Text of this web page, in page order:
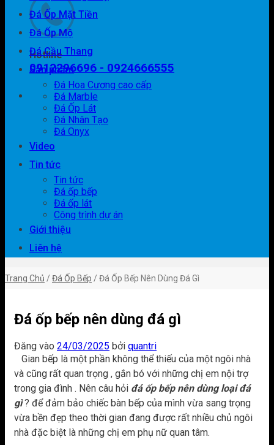
Hotline
0912296696 - 0924666555
Đá Ốp Mặt Tiền
Đá Ốp Mộ
Đá Cầu Thang
Sản phẩm
Đá Hoa Cương cao cấp
Đá Marble
Đá Ốp Lát
Đá Nhân Tạo
Đá Onyx
Video
Tin tức
Tin tức
Đá ốp bếp
Đá ốp lát
Công trình dự án
Giới thiệu
Liên hệ
Trang Chủ / Đá Ốp Bếp / Đá Ốp Bếp Nên Dùng Đá Gì
Đá ốp bếp nên dùng đá gì
Đăng vào 24/03/2025 bởi quantri
Gian bếp là một phần không thể thiếu của một ngôi nhà
và cũng rất quan trọng , gắn bó với những chị em nội trợ
trong gia đình . Nên câu hỏi đá ốp bếp nên dùng loại đá
gì? để đảm bảo chiếc bàn bếp của mình vừa sang trọng
vừa bền đẹp theo thời gian đang được rất nhiều chủ ngôi
nhà đặc biệt là những chị em phụ nữ quan tâm.